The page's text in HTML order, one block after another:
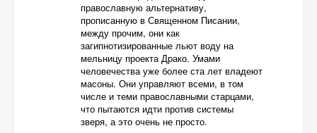
православную альтернативу,
прописанную в Священном Писании,
между прочим, они как
загипнотизированные льют воду на
мельницу проекта Драко. Умами
человечества уже более ста лет владеют
масоны. Они управляют всеми, в том
числе и теми православными старцами,
что пытаются идти против системы
зверя, а это очень не просто.